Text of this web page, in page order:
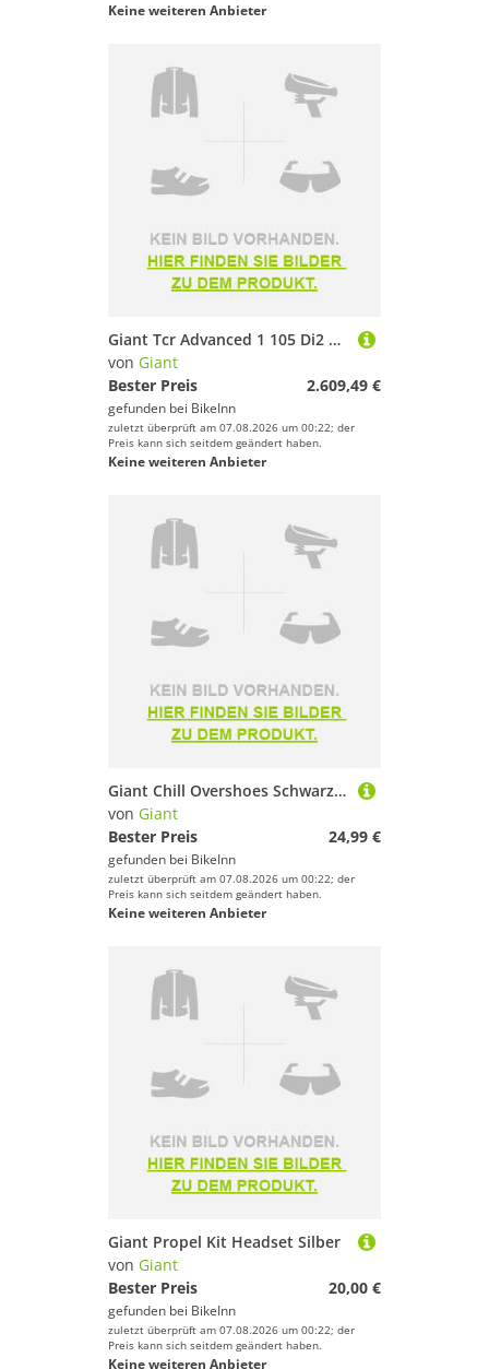
Keine weiteren Anbieter
Giant Tcr Advanced 1 105 Di2 2026 Road Bike Blau,Lila M
von Giant
Bester Preis
2.609,49 €
gefunden bei BikeInn
zuletzt überprüft am 07.08.2026 um 00:22; der
Preis kann sich seitdem geändert haben.
Keine weiteren Anbieter
Giant Chill Overshoes Schwarz EU 44-46
von Giant
Bester Preis
24,99 €
gefunden bei BikeInn
zuletzt überprüft am 07.08.2026 um 00:22; der
Preis kann sich seitdem geändert haben.
Keine weiteren Anbieter
Giant Propel Kit Headset Silber
von Giant
Bester Preis
20,00 €
gefunden bei BikeInn
zuletzt überprüft am 07.08.2026 um 00:22; der
Preis kann sich seitdem geändert haben.
Keine weiteren Anbieter